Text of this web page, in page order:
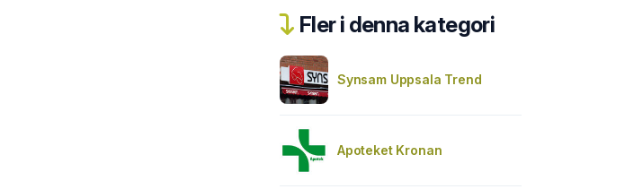
Fler i denna kategori
Synsam Uppsala Trend
Apoteket Kronan